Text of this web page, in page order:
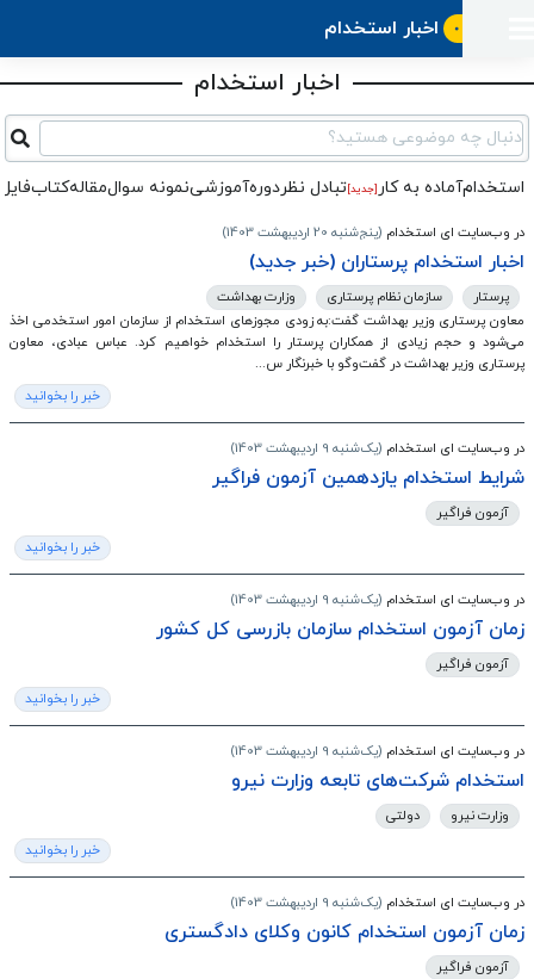
به
کار
ثبت
رزومه
به
ثبت
آگهی
استخدام
شده‌ها
تبادل
نظر
منابع
ارتقای
شغلی
دوره
آموزشی
مقاله
فایل‌و‌قالب
نرم‌افزار
اخبار
بلاگ
کارپیشه
جستجوی
(رزومه)
کارفرمایان
اخبار استخدام
اخبار استخدام
دنبال چه موضوعی هستید؟
استخدامآماده به کار [جدید]تبادل‌ نظردوره‌آموزشینمونه سوالمقالهکتاب
در وب‌سایت ای استخدام (پنج‌شنبه 20 اردیبهشت 1403)
اخبار استخدام پرستاران (خبر جدید)
پرستار سازمان نظام پرستاری
وزارت بهداشت
معاون پرستاری وزیر بهداشت گفت:به زودی مجوزهای استخدام از سازمان امور استخدمی اخذ
می‌شود و حجم زیادی از همکاران پرستار را استخدام خواهیم کرد. عباس عبادی، معاون
پرستاری وزیر بهداشت در گفت‌وگو با خبرنگار س...
خبر را بخوانید
در وب‌سایت ای استخدام (یک‌شنبه 9 اردیبهشت 1403)
شرایط استخدام یازدهمین آزمون فراگیر
آزمون فراگیر
خبر را بخوانید
در وب‌سایت ای استخدام (یک‌شنبه 9 اردیبهشت 1403)
زمان آزمون استخدام سازمان بازرسی کل کشور
آزمون فراگیر
خبر را بخوانید
در وب‌سایت ای استخدام (یک‌شنبه 9 اردیبهشت 1403)
استخدام شرکت‌های تابعه وزارت نیرو
وزارت نیرو
دولتی
خبر را بخوانید
در وب‌سایت ای استخدام (یک‌شنبه 9 اردیبهشت 1403)
زمان آزمون استخدام کانون وکلای دادگستری
آزمون فراگیر